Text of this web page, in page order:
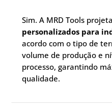
Sim. A MRD Tools
personalizados para
acordo com o tipo de
volume de produção e
processo, garantindo
qualidade.